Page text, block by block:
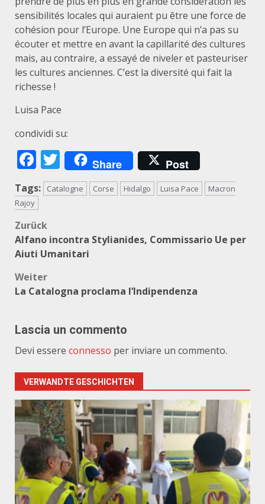
sensibilités locales qui auraient pu être une force de
cohésion pour l’Europe. Une Europe qui n’a pas su
écouter et mettre en avant la capillarité des cultures
mais, au contraire, a essayé de niveler et pasteuriser
les cultures anciennes. C’est la diversité qui fait la
richesse !
Luisa Pace
condividi su:
Facebook
Twitter
Share Post
Tags: Catalogne Corse Hidalgo Luisa Pace
Macron
Rajoy
Beitragsnavigation
Zurück
Alfano incontra Stylianides, Commissario Ue per
Aiuti Umanitari
Weiter
La Catalogna proclama l’Indipendenza
Lascia un commento
Devi essere connesso per inviare un commento.
VERWANDTE GESCHICHTEN